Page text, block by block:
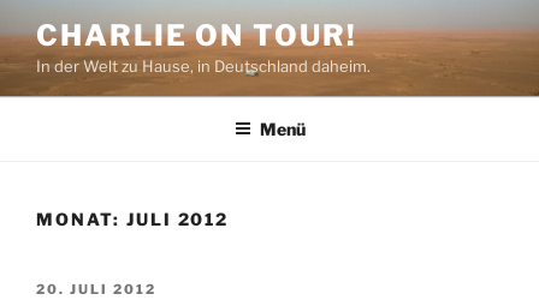
Inhalt
springen
CHARLIE ON TOUR!
In der Welt zu Hause, in Deutschland daheim.
Menü
MONAT: JULI 2012
VERÖFFENTLICHT
20. JULI 2012